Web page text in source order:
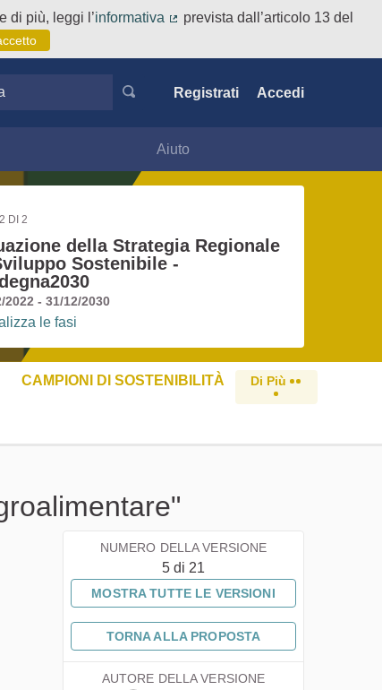
di più, leggi l’informativa
prevista dall’articolo 13 del
Registrati Accedi
Aiuto
DI 2
della Strategia Regionale
Sostenibile -
2022 - 31/12/2030
le fasi
CAMPIONI DI SOSTENIBILITÀ Di Più
NUMERO DELLA VERSIONE
5 di 21
MOSTRA TUTTE LE VERSIONI
TORNA ALLA PROPOSTA
AUTORE DELLA VERSIONE